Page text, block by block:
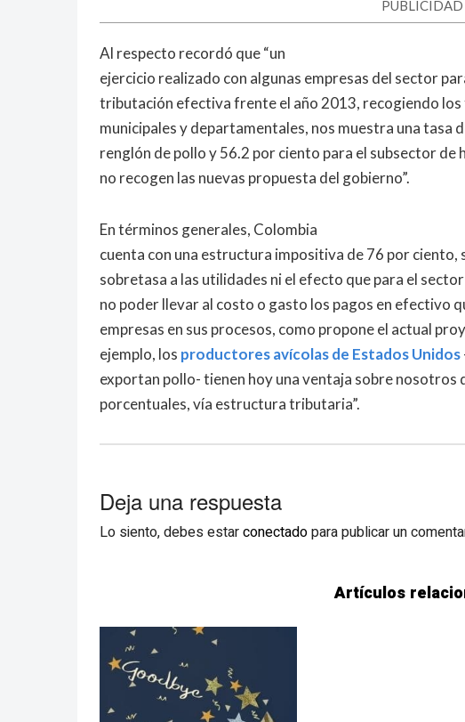
PUBLICIDAD
Al respecto recordó que “un
ejercicio realizado con algunas empresas del sector
tributación efectiva frente el año 2013, recogiendo
municipales y departamentales, nos muestra una tasa
renglón de pollo y 56.2 por ciento para el subsector de
no recogen las nuevas propuesta del gobierno”.
En términos generales, Colombia
cuenta con una estructura impositiva de 76 por ciento,
sobretasa a las utilidades ni el efecto que para el
no poder llevar al costo o gasto los pagos en efectivo
empresas en sus procesos, como propone el actual
ejemplo, los productores avícolas de Estados Unidos
exportan pollo- tienen hoy una ventaja sobre nosotros
porcentuales, vía estructura tributaria”.
Deja una respuesta
Lo siento, debes estarconectadopara publicar un
Artículos